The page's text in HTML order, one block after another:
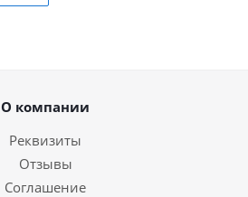
О компании
Реквизиты
Отзывы
Соглашение